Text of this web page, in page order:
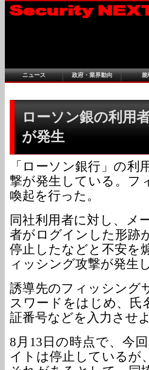
ニュース 政府・業界動向 脆
ローソン銀の利用
が発生
「ローソン銀行」の
撃が発生している。フ
喚起を行った。
同社利用者に対し、メ
者がログインした形跡
停止したなどと不安を
ィッシング攻撃が発生
誘導先のフィッシング
スワードをはじめ、氏
証番号などを入力させ
8月13日の時点で、今
イトは停止しているが